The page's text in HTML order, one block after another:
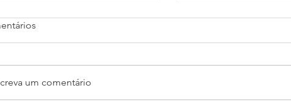
Interior
noite, um velho índio
Ele disse: ”A batalha é
dois ‘lobos’...
um comentário